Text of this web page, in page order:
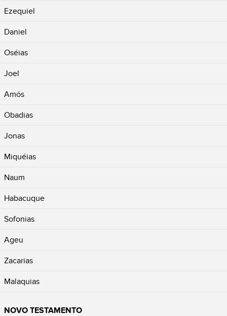
Ezequiel
Daniel
Oséias
Joel
Amós
Obadias
Jonas
Miquéias
Naum
Habacuque
Sofonias
Ageu
Zacarias
Malaquias
NOVO TESTAMENTO